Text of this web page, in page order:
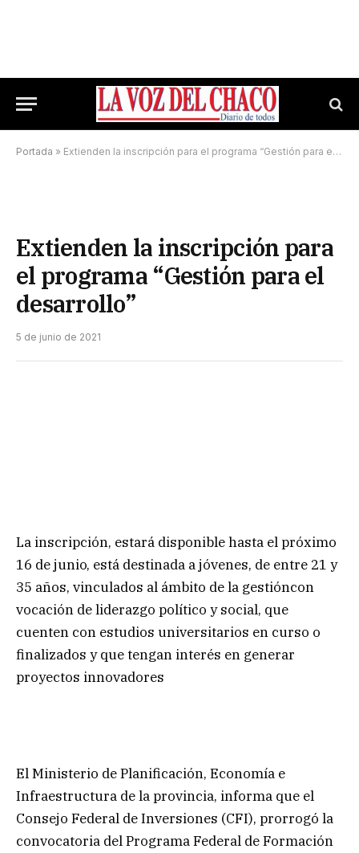
Portada » Extienden la inscripción para el programa “Gestión para el desarrollo”
Extienden la inscripción para
el programa “Gestión para el
desarrollo”
5 de junio de 2021
La inscripción, estará disponible hasta el próximo
16 de junio, está destinada a jóvenes, de entre 21 y
35 años, vinculados al ámbito de la gestióncon
vocación de liderazgo político y social, que
cuenten con estudios universitarios en curso o
finalizados y que tengan interés en generar
proyectos innovadores
El Ministerio de Planificación, Economía e
Infraestructura de la provincia, informa que el
Consejo Federal de Inversiones (CFI), prorrogó la
convocatoria del Programa Federal de Formación